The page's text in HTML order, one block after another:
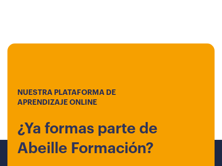
NUESTRA PLATAFORMA DE
APRENDIZAJE ONLINE
¿Ya formas parte de
Abeille Formación?